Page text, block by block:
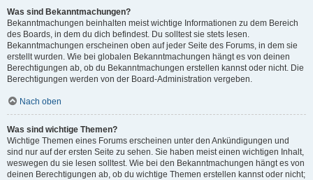
Was sind Bekanntmachungen?
Bekanntmachungen beinhalten meist wichtige Informationen zu dem Bereich
des Boards, in dem du dich befindest. Du solltest sie stets lesen.
Bekanntmachungen erscheinen oben auf jeder Seite des Forums, in dem sie
erstellt wurden. Wie bei globalen Bekanntmachungen hängt es von deinen
Berechtigungen ab, ob du Bekanntmachungen erstellen kannst oder nicht. Die
Berechtigungen werden von der Board-Administration vergeben.
Nach oben
Was sind wichtige Themen?
Wichtige Themen eines Forums erscheinen unter den Ankündigungen und
sind nur auf der ersten Seite zu sehen. Sie haben meist einen wichtigen Inhalt,
weswegen du sie lesen solltest. Wie bei den Bekanntmachungen hängt es von
deinen Berechtigungen ab, ob du wichtige Themen erstellen kannst oder nicht;